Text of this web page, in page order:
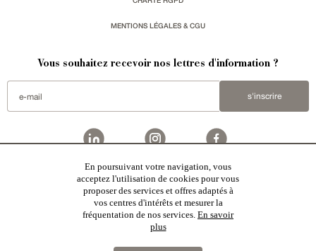
MENTIONS LÉGALES & CGU
Vous souhaitez recevoir nos lettres d'information ?
s'inscrire
est une agence immobilière basée à Paris, ayant créé un réseau national spécialisé
dans la vente de bâtiments de caractère. Vente de
manoirs
maisons en ville,appartements ,Architecture du 20ème S.,monuments historiques
moulins,mas & corps de ferme,maisons de village
propriétés équestres,forêts et terres agricoles,biens avec vue sur mer
En poursuivant votre navigation, vous
acceptez l'utilisation de cookies pour vous
proposer des services et offres adaptés à
vos centres d'intérêts et mesurer la
fréquentation de nos services. En savoir
plus